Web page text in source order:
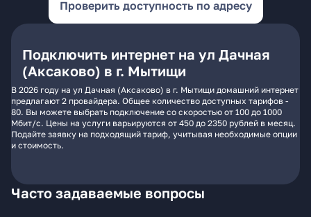
Проверить доступность по адресу
Подключить интернет на ул Дачная
(Аксаково) в г. Мытищи
В 2026 году на ул Дачная (Аксаково) в г. Мытищи домашний интернет
предлагают 2 провайдера. Общее количество доступных тарифов -
80. Вы можете выбрать подключение со скоростью от 100 до 1000
Мбит/с. Цены на услуги варьируются от 450 до 2350 рублей в месяц.
Подайте заявку на подходящий тариф, учитывая необходимые опции
и стоимость.
Часто задаваемые вопросы